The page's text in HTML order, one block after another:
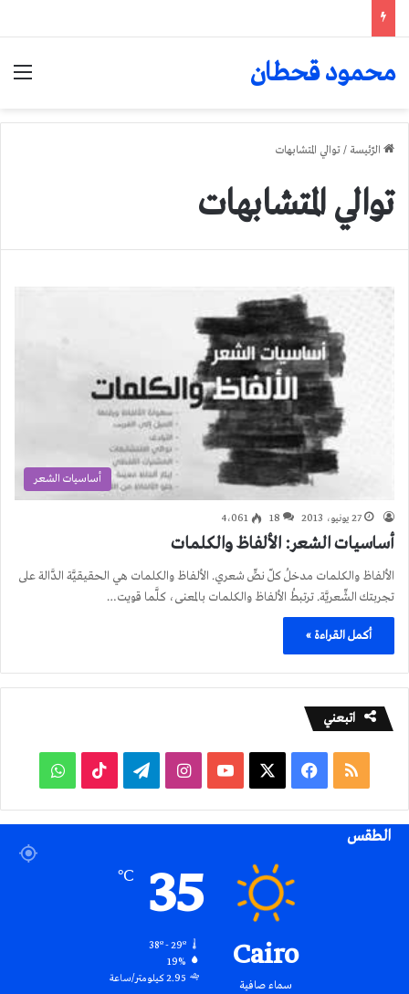
محمود قحطان
الرّئيسة /توالي المتشابهات
توالي المتشابهات
أساسيات الشعر
27 يونيو، 2013 18 4٬061
أساسيات الشعر: الألفاظ والكلمات
الألفاظ والكلمات مدخلُ كلّ نصٍّ شعري. الألفاظ والكلمات هي الحقيقيَّة الدَّالة على
تجربتك الشِّعريَّة. ترتبطُ الألفاظ والكلمات بالمعنى، كلَّما قويت…
أكمل القراءة »
اتبعني
ملخص
الموقع
فيسبوك ‫YouTubeانستقرامتيلقرام ‫TikTokواتساب
الطقس
Cairo
سماء صافية
35
℃
38º - 29º
19%
2.95 كيلومتر/ساعة